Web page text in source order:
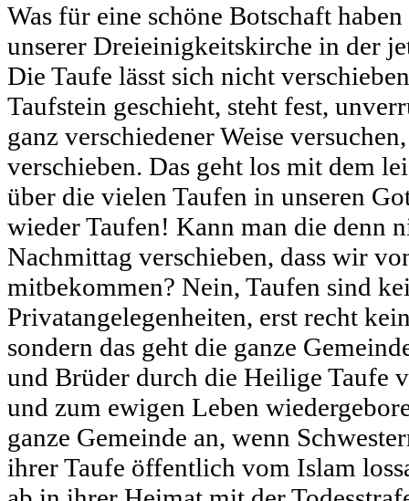
Was für eine schöne Botschaft
unserer Dreieinigkeitskirche in der
Die Taufe lässt sich nicht
Taufstein geschieht, steht fest,
ganz verschiedener Weise
verschieben. Das geht los mit dem
über die vielen Taufen in unseren
wieder Taufen! Kann man die denn
Nachmittag verschieben, dass wir
mitbekommen? Nein, Taufen sind
Privatangelegenheiten, erst recht
sondern das geht die ganze
und Brüder durch die Heilige Taufe
und zum ewigen Leben
ganze Gemeinde an, wenn
ihrer Taufe öffentlich vom Islam